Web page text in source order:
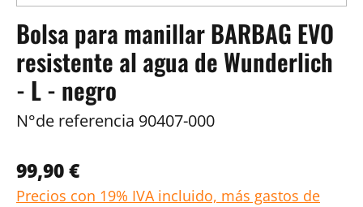
Bolsa para manillar BARBAG EVO
resistente al agua de Wunderlich
- L - negro
N°de referencia 90407-000
99,90 €
Precios con 19% IVA incluido, más gastos de